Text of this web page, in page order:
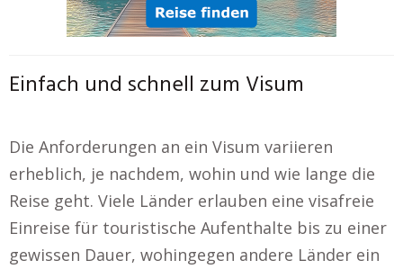
Einfach und schnell zum Visum
Die Anforderungen an ein Visum variieren
erheblich, je nachdem, wohin und wie lange die
Reise geht. Viele Länder erlauben eine visafreie
Einreise für touristische Aufenthalte bis zu einer
gewissen Dauer, wohingegen andere Länder ein